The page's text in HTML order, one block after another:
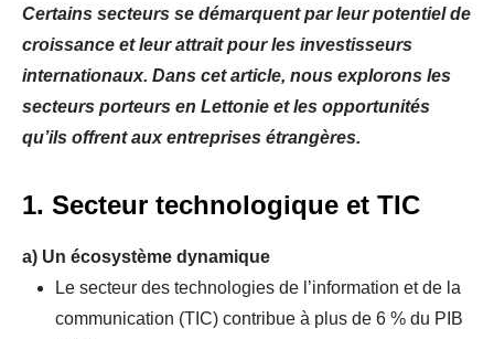
Certains secteurs se démarquent par leur potentiel de
croissance et leur attrait pour les investisseurs
internationaux. Dans cet article, nous explorons les
secteurs porteurs en Lettonie et les opportunités
qu’ils offrent aux entreprises étrangères.
1. Secteur technologique et TIC
a) Un écosystème dynamique
Le secteur des technologies de l’information et de la
communication (TIC) contribue à plus de 6 % du PIB